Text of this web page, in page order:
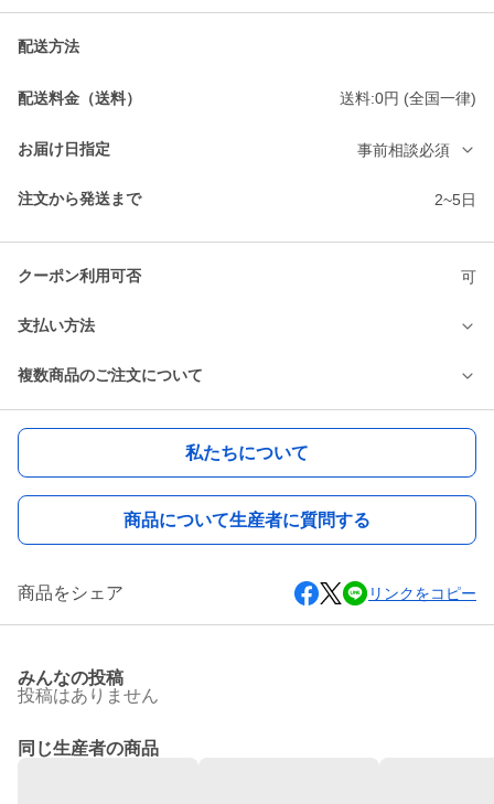
配送方法
配送料金（送料） 送料:0円 (全国一律)
お届け日指定 事前相談必須
注文から発送まで 2~5日
クーポン利用可否 可
支払い方法
複数商品のご注文について
私たちについて
商品について生産者に質問する
商品をシェア リンクをコピー
みんなの投稿
投稿はありません
同じ生産者の商品